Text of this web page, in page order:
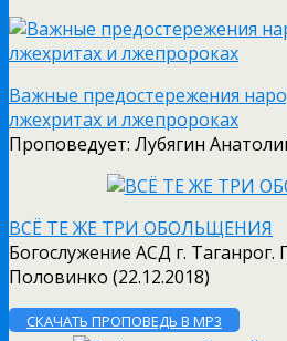
Важные предостережения
лжехритах и лжепророках
Проповедует: Лубягин
ВСЁ ТЕ ЖЕ ТРИ ОБОЛЬЩЕНИЯ
Богослужение АСД г.
Половинко (22.12.2018)
СКАЧАТЬ ПРОПОВЕДЬ В MP3